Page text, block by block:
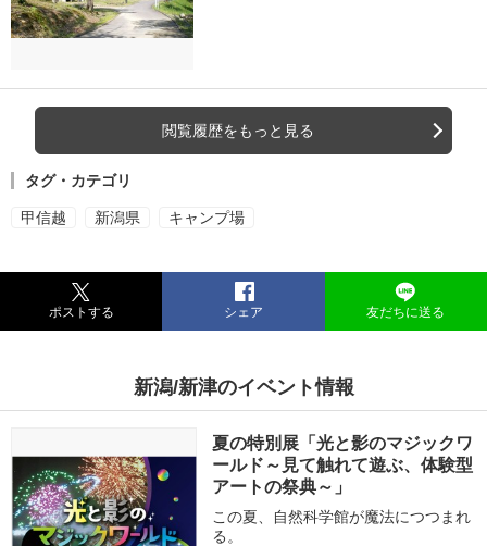
閲覧履歴をもっと見る
タグ・カテゴリ
甲信越 新潟県 キャンプ場
ポストする シェア 友だちに送る
新潟/新津のイベント情報
夏の特別展「光と影のマジックワ
ールド～見て触れて遊ぶ、体験型
アートの祭典～」
この夏、自然科学館が魔法につつまれ
る。